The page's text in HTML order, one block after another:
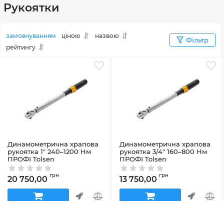
Рукоятки
замовчуванням ціною
назвою
рейтингу
Фільтр
Динамометрична храпова
рукоятка 1" 240–1200 Нм
ПРОФІ Tolsen
Артикул:19671
20 750,00 грн
Динамометрична храпова
рукоятка 3/4" 160–800 Нм
ПРОФІ Tolsen
Артикул:19670
13 750,00 грн